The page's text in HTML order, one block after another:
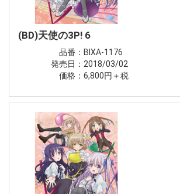
(BD)天使の3P! 6
品番：BIXA-1176
発売日：2018/03/02
価格：6,800円＋税